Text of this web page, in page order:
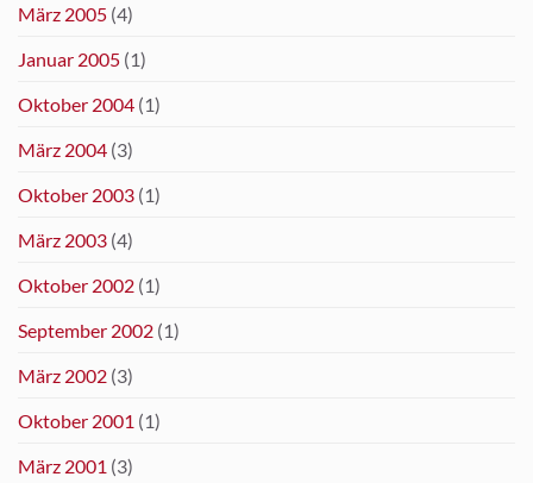
März 2005 (4)
Januar 2005 (1)
Oktober 2004 (1)
März 2004 (3)
Oktober 2003 (1)
März 2003 (4)
Oktober 2002 (1)
September 2002 (1)
März 2002 (3)
Oktober 2001 (1)
März 2001 (3)